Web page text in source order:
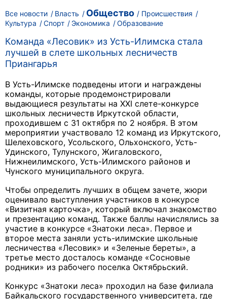
Все новости Власть Общество
Происшествия
Культура
Спорт Экономика Образование
Команда «Лесовик» из Усть-Илимска стала
лучшей в слете школьных лесничеств
Приангарья
В Усть-Илимске подведены итоги и награждены
команды, которые продемонстрировали
выдающиеся результаты на XXI слете-конкурсе
школьных лесничеств Иркутской области,
проходившем с 31 октября по 2 ноября. В этом
мероприятии участвовало 12 команд из Иркутского,
Шелеховского, Усольского, Ольхонского, Усть-
Удинского, Тулунского, Жигаловского,
Нижнеилимского, Усть-Илимского районов и
Чунского муниципального округа.
Чтобы определить лучших в общем зачете, жюри
оценивало выступления участников в конкурсе
«Визитная карточка», который включал знакомство
и презентацию команд. Также баллы начислялись за
участие в конкурсе «Знатоки леса». Первое и
второе места заняли усть-илимские школьные
лесничества «Лесовик» и «Зеленые береты», а
третье место досталось команде «Сосновые
родники» из рабочего поселка Октябрьский.
Конкурс «Знатоки леса» проходил на базе филиала
Байкальского государственного университета, где